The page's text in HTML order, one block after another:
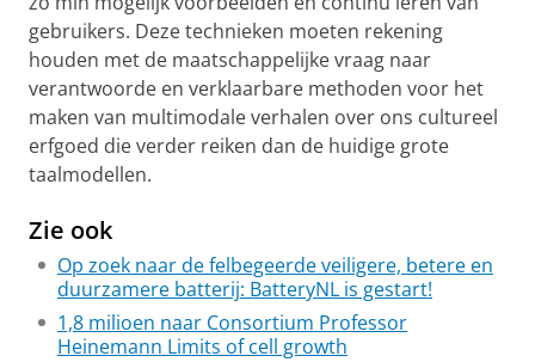
gebruikers. Deze technieken moeten rekening
houden met de maatschappelijke vraag naar
verantwoorde en verklaarbare methoden voor het
maken van multimodale verhalen over ons cultureel
erfgoed die verder reiken dan de huidige grote
taalmodellen.
Zie ook
Op zoek naar de felbegeerde veiligere, betere en
duurzamere batterij: BatteryNL is gestart!
1,8 milioen naar Consortium Professor
Heinemann Limits of cell growth